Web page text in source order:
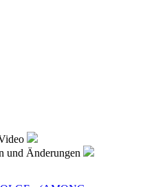
und Änderungen